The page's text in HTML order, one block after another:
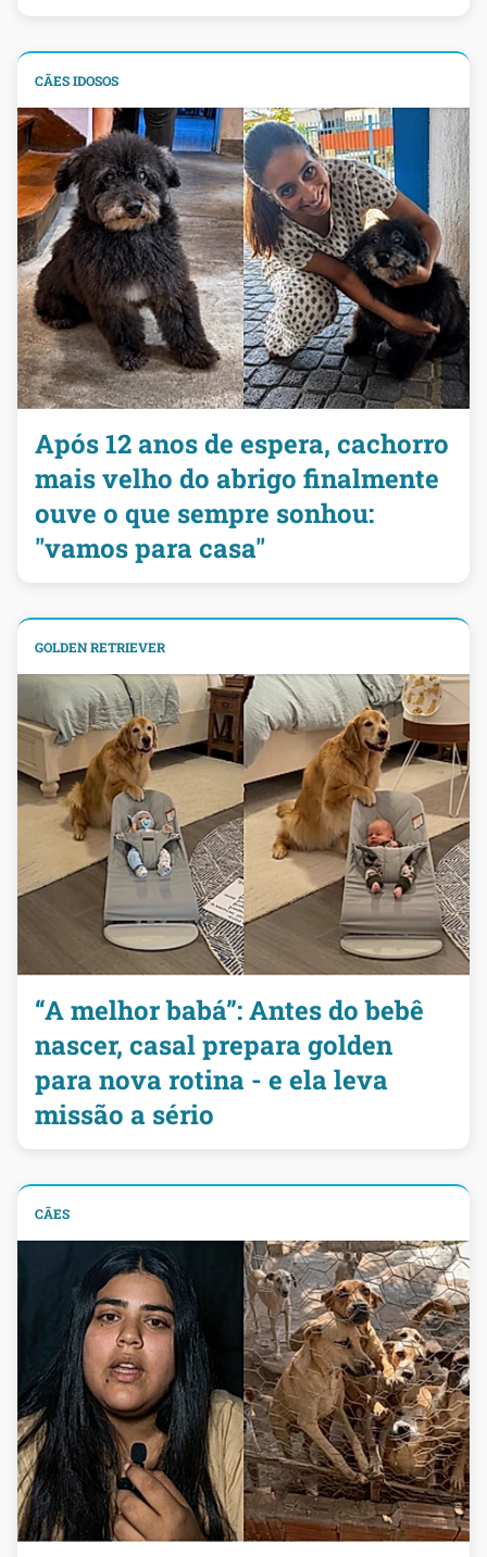
CÃES IDOSOS
Após 12 anos de espera, cachorro
mais velho do abrigo finalmente
ouve o que sempre sonhou:
"vamos para casa"
GOLDEN RETRIEVER
“A melhor babá”: Antes do bebê
nascer, casal prepara golden
para nova rotina - e ela leva
missão a sério
CÃES